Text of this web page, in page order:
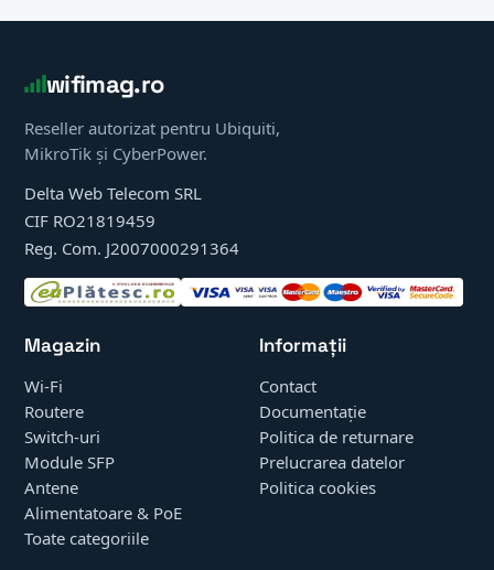
wifimag.ro
Reseller autorizat pentru Ubiquiti,
MikroTik și CyberPower.
Delta Web Telecom SRL
CIF RO21819459
Reg. Com. J2007000291364
Magazin
Wi-Fi
Routere
Switch-uri
Module SFP
Antene
Alimentatoare & PoE
Toate categoriile
Informații
Contact
Documentație
Politica de returnare
Prelucrarea datelor
Politica cookies